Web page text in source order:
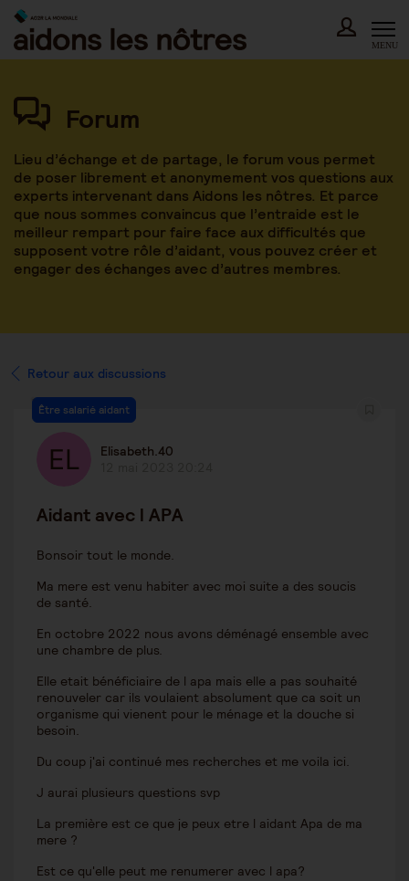
Skip
content
MENU
Forum
Lieu d’échange et de partage, le forum vous permet
de poser librement et anonymement vos questions aux
experts intervenant dans Aidons les nôtres. Et parce
que nous sommes convaincus que l’entraide est le
meilleur rempart pour faire face aux difficultés que
supposent votre rôle d’aidant, vous pouvez créer et
engager des échanges avec d’autres membres.
Retour aux discussions
Être salarié aidant
Elisabeth.40
Aidant avec l APA
Bonsoir tout le monde.
Ma mere est venu habiter avec moi suite a des soucis
de santé.
En octobre 2022 nous avons déménagé ensemble avec
une chambre de plus.
Elle etait bénéficiaire de l apa mais elle a pas souhaité
renouveler car ils voulaient absolument que ca soit un
organisme qui vienent pour le ménage et la douche si
besoin.
Du coup j'ai continué mes recherches et me voila ici.
J aurai plusieurs questions svp
La première est ce que je peux etre l aidant Apa de ma
mere ?
Est ce qu'elle peut me renumerer avec l apa?